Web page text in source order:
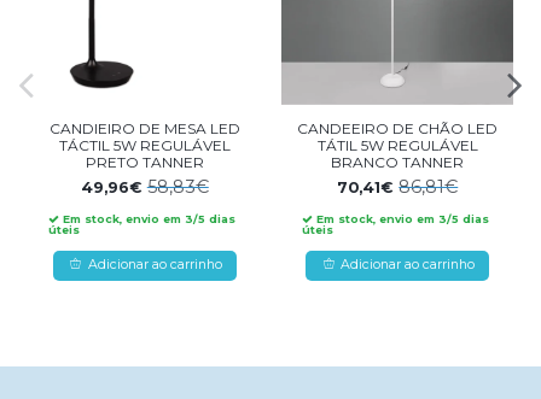
CANDIEIRO DE MESA LED
TÁCTIL 5W REGULÁVEL
PRETO TANNER
49,96€58,83€
Em stock, envio em 3/5 dias
úteis
Adicionar ao carrinho
CANDEEIRO DE CHÃO LED
TÁTIL 5W REGULÁVEL
BRANCO TANNER
70,41€86,81€
Em stock, envio em 3/5 dias
úteis
Adicionar ao carrinho